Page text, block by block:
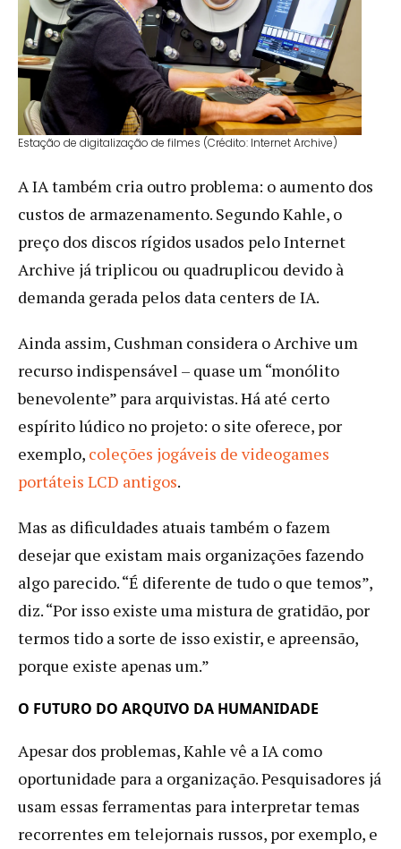
Estação de digitalização de filmes (Crédito: Internet Archive)
A IA também cria outro problema: o aumento dos
custos de armazenamento. Segundo Kahle, o
preço dos discos rígidos usados pelo Internet
Archive já triplicou ou quadruplicou devido à
demanda gerada pelos data centers de IA.
Ainda assim, Cushman considera o Archive um
recurso indispensável – quase um “monólito
benevolente” para arquivistas. Há até certo
espírito lúdico no projeto: o site oferece, por
exemplo, coleções jogáveis de videogames
portáteis LCD antigos.
Mas as dificuldades atuais também o fazem
desejar que existam mais organizações fazendo
algo parecido. “É diferente de tudo o que temos”,
diz. “Por isso existe uma mistura de gratidão, por
termos tido a sorte de isso existir, e apreensão,
porque existe apenas um.”
O FUTURO DO ARQUIVO DA HUMANIDADE
Apesar dos problemas, Kahle vê a IA como
oportunidade para a organização. Pesquisadores já
usam essas ferramentas para interpretar temas
recorrentes em telejornais russos, por exemplo, e